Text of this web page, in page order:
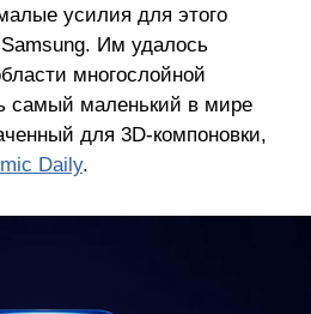
усилия для этого
Им удалось
многослойной
самый маленький в мире
для 3D-компоновки,
Daily.